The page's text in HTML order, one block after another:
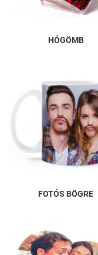
HÓGÖMB
FOTÓS BÖGRE